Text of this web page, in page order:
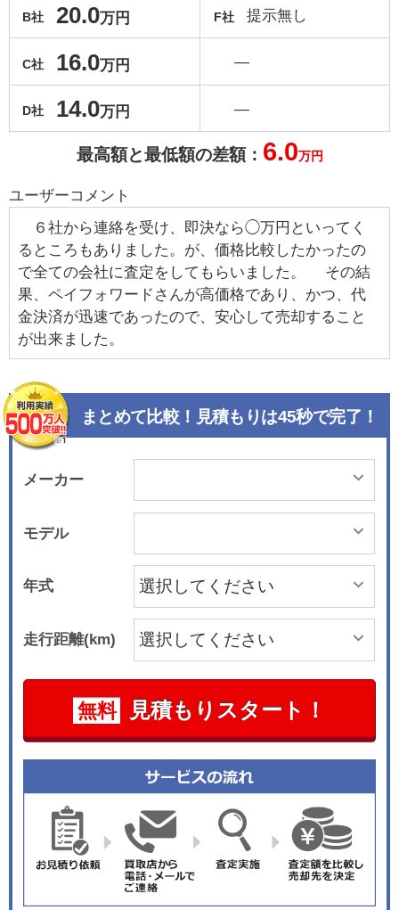
B社 20.0万円
C社 16.0万円
D社 14.0万円
F社 提示無し
―
―
最高額と最低額の差額： 6.0万円
ユーザーコメント
６社から連絡を受け、即決なら◯万円といってく
るところもありました。が、価格比較したかったの
で全ての会社に査定をしてもらいました。 その結
果、ペイフォワードさんが高価格であり、かつ、代
金決済が迅速であったので、安心して売却すること
が出来ました。
まとめて比較！見積もりは45秒で完了！
メーカー
モデル
年式
走行距離(km)
無料 見積もりスタート！